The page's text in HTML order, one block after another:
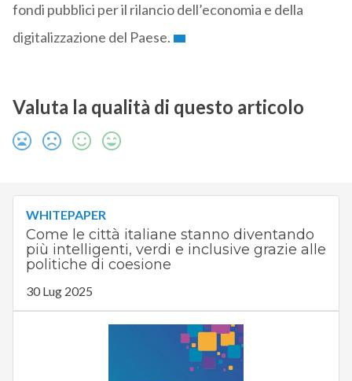
fondi pubblici per il rilancio dell’economia e della
digitalizzazione del Paese.
Valuta la qualità di questo articolo
WHITEPAPER
Come le città italiane stanno diventando
più intelligenti, verdi e inclusive grazie alle
politiche di coesione
30 Lug 2025